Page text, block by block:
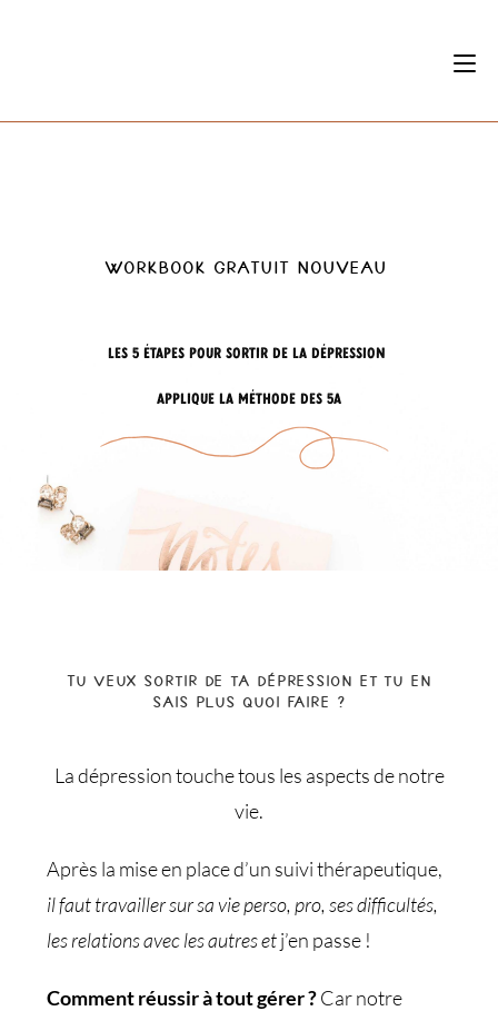
Workbook gratuit NOUVEAU
Les 5 étapes pour sortir de la dépression
Applique la méthode des 5A
Tu veux sortir de ta dépression et tu en
sais plus quoi faire ?
La dépression touche tous les aspects de notre
vie.
Après la mise en place d’un suivi thérapeutique,
il faut travailler sur sa vie perso, pro, ses difficultés,
les relations avec les autres etj’en passe !
Comment réussir à tout gérer ?Car notre